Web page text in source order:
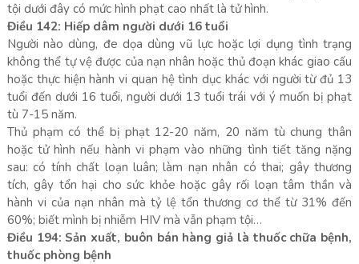
tội dưới đây có mức hình phạt cao nhất là tử hình.
Điều 142: Hiếp dâm người dưới 16 tuổi
Người nào dùng, đe dọa dùng vũ lực hoặc lợi dụng tình trạng
không thể tự vệ được của nạn nhân hoặc thủ đoạn khác giao cấu
hoặc thực hiện hành vi quan hệ tình dục khác với người từ đủ 13
tuổi đến dưới 16 tuổi, người dưới 13 tuổi trái với ý muốn bị phạt
tù 7-15 năm.
Thủ phạm có thể bị phạt 12-20 năm, 20 năm tù chung thân
hoặc tử hình nếu hành vi phạm vào những tình tiết tăng nặng
sau: có tính chất loạn luân; làm nạn nhân có thai; gây thương
tích, gây tổn hại cho sức khỏe hoặc gây rối loạn tâm thần và
hành vi của nạn nhân mà tỷ lệ tổn thương cơ thể từ 31% đến
60%; biết mình bị nhiễm HIV mà vẫn phạm tội…
Điều 194: Sản xuất, buôn bán hàng giả là thuốc chữa bệnh,
thuốc phòng bệnh